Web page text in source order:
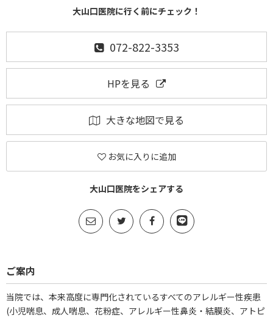
大山口医院に行く前にチェック！
072-822-3353
HPを見る
大きな地図で見る
お気に入りに追加
大山口医院をシェアする
ご案内
当院では、本来高度に専門化されているすべてのアレルギー性疾患
(小児喘息、成人喘息、花粉症、アレルギー性鼻炎・結膜炎、アトピ